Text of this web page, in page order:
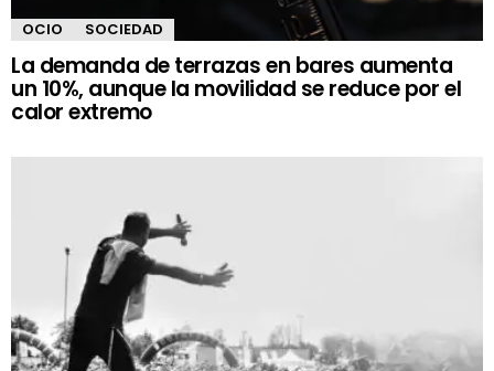
OCIO SOCIEDAD
La demanda de terrazas en bares aumenta
un 10%, aunque la movilidad se reduce por el
calor extremo